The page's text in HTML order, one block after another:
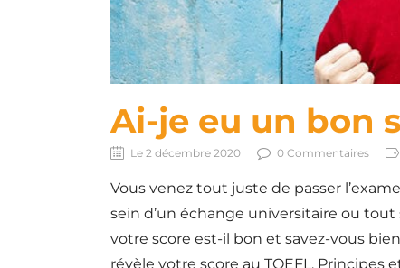
Ai-je eu un bon
Le 2 décembre 2020 0 Commentaires
Vous venez tout juste de passer
sein d’un échange universitaire ou
votre score est-il bon et savez-vous
révèle votre score au TOEFL. Principes